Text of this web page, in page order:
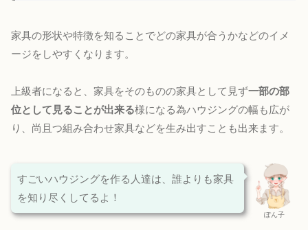
家具の形状や特徴を知ることでどの家具が合うかなどのイメ
ージをしやすくなります。
上級者になると、家具をそのものの家具として見ず一部の部
位として見ることが出来る様になる為ハウジングの幅も広が
り、尚且つ組み合わせ家具などを生み出すことも出来ます。
ぽん子
すごいハウジングを作る人達は、誰よりも家具
を知り尽くしてるよ！